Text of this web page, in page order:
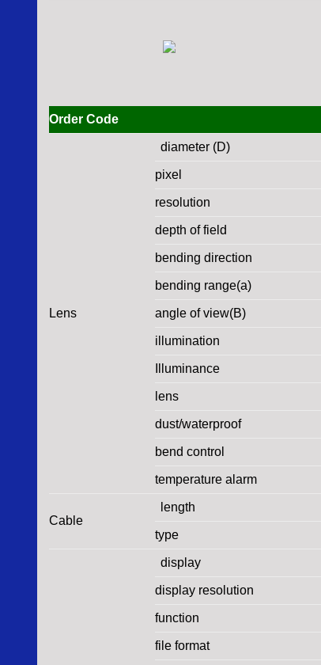
Order Code
Lens
diameter (D)
pixel
resolution
depth of field
bending direction
bending range(a)
angle of view(B)
illumination
Illuminance
lens
dust/waterproof
bend control
temperature alarm
Cable
length
type
display
display resolution
function
file format